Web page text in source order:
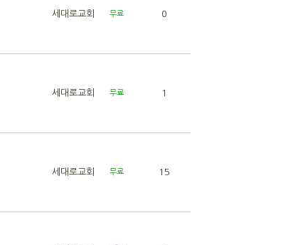
세대로교회 무료 0
세대로교회 무료 1
세대로교회 무료 15